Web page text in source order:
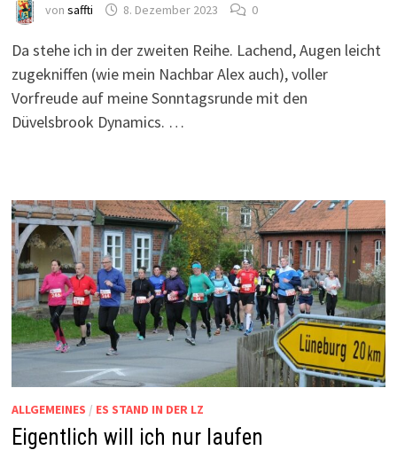
von saffti 8. Dezember 2023 0
Da stehe ich in der zweiten Reihe. Lachend, Augen leicht
zugekniffen (wie mein Nachbar Alex auch), voller
Vorfreude auf meine Sonntagsrunde mit den
Düvelsbrook Dynamics. …
ALLGEMEINES / ES STAND IN DER LZ
Eigentlich will ich nur laufen